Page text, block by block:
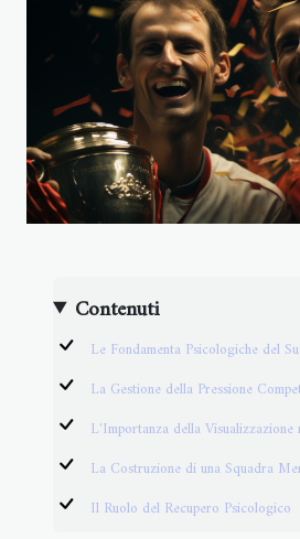
Contenuti
Le Fondamenta Psicologiche del
La Gestione della Pressione
L'Importanza della Visualizzazione
La Costruzione di una Squadra
Il Ruolo del Recupero Psicologico